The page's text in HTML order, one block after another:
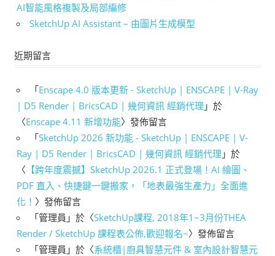
AI智能風格複製及局部編修
SketchUp AI Assistant – 由圖片生成模型
近期留言
「Enscape 4.0 版本更新 - SketchUp | ENSCAPE | V-Ray
| D5 Render | BricsCAD | 幾何資訊 經銷代理 」於
〈Enscape 4.11 新增功能〉發佈留言
「SketchUp 2026 新功能 - SketchUp | ENSCAPE | V-
Ray | D5 Render | BricsCAD | 幾何資訊 經銷代理 」於
〈 【跨年度震撼】SketchUp 2026.1 正式登場！AI 繪圖、
PDF 直入、快捷鍵一鍵搬家，「地表最強生產力」全面進
化！ 〉發佈留言
「管理員 」於〈SketchUp課程, 2018年1~3月份THEA
Render / SketchUp 課程表公佈,歡迎報名~〉發佈留言
「管理員 」於〈系統櫃|廚具智慧元件 & 室內設計智慧元